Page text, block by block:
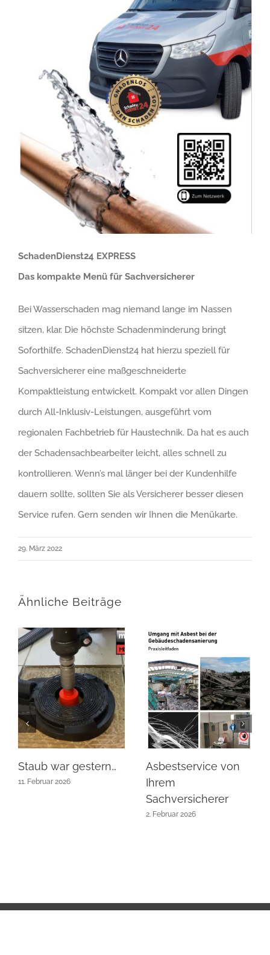
SchadenDienst24 EXPRESS
Das kompakte Menü für Sachversicherer
Bei Wasserschaden mag niemand lange im Nassen
sitzen, klar. Die höchste Schadenminderung bringt
Soforthilfe. SchadenDienst24 hat hierzu speziell für
Sachversicherer eine maßgeschneiderte
Kompaktleistung entwickelt. Kompakt vor allen Dingen
durch All-Inklusiv-Leistungen, ausgeführt vom
regionalen Fachbetrieb für Haustechnik. Da hat es auch
der Schadensachbearbeiter leicht, alles schnell zu
kontrollieren. Wenn’s mal länger bei der Kundenhilfe
dauern sollte, sollten Sie als Versicherer besser diesen
Service rufen. Gern senden wir Ihnen die Menükarte.
29. März 2022
Ähnliche Beiträge
Staub war gestern…
11. Februar 2026
Asbestservice von
Ihrem
Sachversicherer
2. Februar 2026